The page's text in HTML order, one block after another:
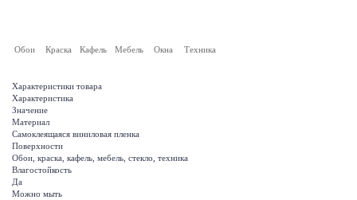
Обои Краска Кафель Мебель Окна Техника
Характеристики товара
Характеристика
Значение
Материал
Самоклеящаяся виниловая пленка
Поверхности
Обои, краска, кафель, мебель, стекло, техника
Влагостойкость
Да
Можно мыть